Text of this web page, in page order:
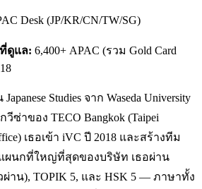
Desk (JP/KR/CN/TW/SG)
ดูแล: 6,400+ APAC (รวม Gold Card
Studies จาก Waseda University
ซ่าของ TECO Bangkok (Taipei
เธอเข้า iVC ปี 2018 และสร้างทีม
ผนกที่ใหญ่ที่สุดของบริษัท เธอผ่าน
ผ่าน), TOPIK 5, และ HSK 5 — ภาษาทั้ง